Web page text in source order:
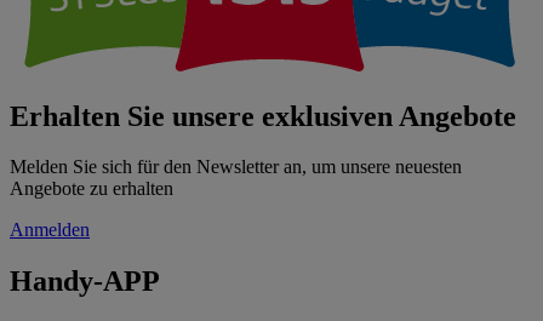
Erhalten Sie unsere exklusiven Angebote
Melden Sie sich für den Newsletter an, um unsere neuesten
Angebote zu erhalten
Anmelden
Handy-APP